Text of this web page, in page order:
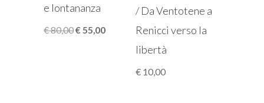
e lontananza
€80,00Il
€55,00Il
/ Da Ventotene a
Renicci verso la
libertà
€ 10,00